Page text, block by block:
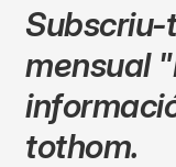
mensual
tothom.